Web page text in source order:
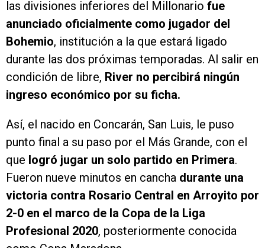
las divisiones inferiores del Millonario fue
anunciado oficialmente como jugador del
Bohemio, institución a la que estará ligado
durante las dos próximas temporadas. Al salir en
condición de libre, River no percibirá ningún
ingreso económico por su ficha.
Así, el nacido en Concarán, San Luis, le puso
punto final a su paso por el Más Grande, con el
que logró jugar un solo partido en Primera.
Fueron nueve minutos en cancha durante una
victoria contra Rosario Central en Arroyito por
2-0 en el marco de la Copa de la Liga
Profesional 2020, posteriormente conocida